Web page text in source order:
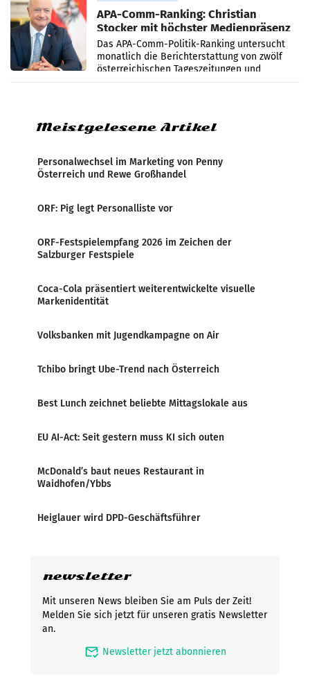
APA-Comm-Ranking: Christian
Stocker mit höchster Medienpräsenz
im Juli
Das APA-Comm-Politik-Ranking untersucht
monatlich die Berichterstattung von zwölf
österreichischen Tageszeitungen und
analysiert, welche Politikerinnen und
Meistgelesene Artikel
Personalwechsel im Marketing von Penny
Österreich und Rewe Großhandel
ORF: Pig legt Personalliste vor
ORF-Festspielempfang 2026 im Zeichen der
Salzburger Festspiele
Coca-Cola präsentiert weiterentwickelte visuelle
Markenidentität
Volksbanken mit Jugendkampagne on Air
Tchibo bringt Ube-Trend nach Österreich
Best Lunch zeichnet beliebte Mittagslokale aus
EU AI-Act: Seit gestern muss KI sich outen
McDonald’s baut neues Restaurant in
Waidhofen/Ybbs
Heiglauer wird DPD-Geschäftsführer
newsletter
Mit unseren News bleiben Sie am Puls der Zeit!
Melden Sie sich jetzt für unseren gratis Newsletter
an.
mark_email_read Newsletter jetzt abonnieren